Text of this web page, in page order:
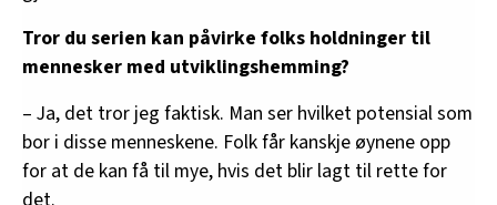
Tror du serien kan påvirke folks holdninger til
mennesker med utviklingshemming?
– Ja, det tror jeg faktisk. Man ser hvilket potensial som
bor i disse menneskene. Folk får kanskje øynene opp
for at de kan få til mye, hvis det blir lagt til rette for